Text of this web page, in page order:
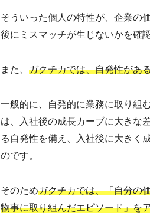
そういった個人の特性が、企業の
後にミスマッチが生じないかを確
また、 ガクチカでは、自発性があ
一般的に、自発的に業務に取り組
は、入社後の成長カーブに大きな
る自発性を備え、入社後に大きく
のです。
そのためガクチカでは、「自分の
物事に取り組んだエピソード」を